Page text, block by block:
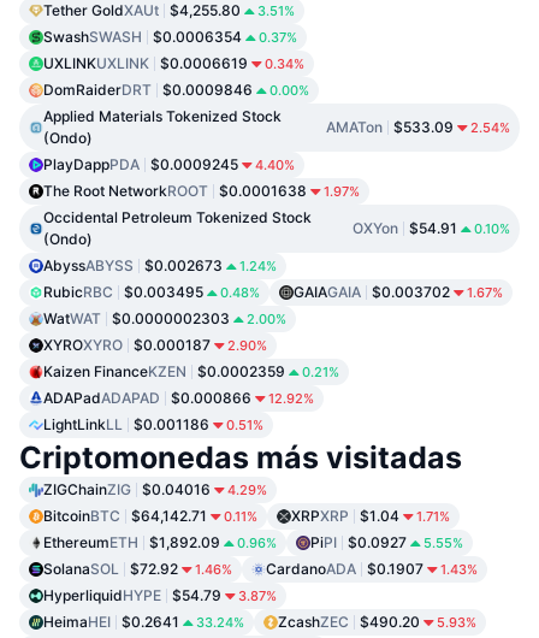
Tether GoldXAUt $4,255.80 3.51%
SwashSWASH $0.0006354 0.37%
UXLINKUXLINK $0.0006619 0.34%
DomRaiderDRT $0.0009846 0.00%
Applied Materials Tokenized Stock
(Ondo)
AMATon $533.09 2.54%
PlayDappPDA $0.0009245 4.40%
The Root NetworkROOT $0.0001638 1.97%
Occidental Petroleum Tokenized Stock
(Ondo)
OXYon $54.91 0.10%
AbyssABYSS $0.002673 1.24%
RubicRBC $0.003495 0.48% GAIAGAIA $0.003702 1.67%
WatWAT $0.0000002303 2.00%
XYROXYRO $0.000187 2.90%
Kaizen FinanceKZEN $0.0002359 0.21%
ADAPadADAPAD $0.000866 12.92%
LightLinkLL $0.001186 0.51%
Criptomonedas más visitadas
ZIGChainZIG $0.04016 4.29%
BitcoinBTC $64,142.71 0.11% XRPXRP $1.04 1.71%
EthereumETH $1,892.09 0.96% PiPI $0.0927 5.55%
SolanaSOL $72.92 1.46% CardanoADA $0.1907 1.43%
HyperliquidHYPE $54.79 3.87%
HeimaHEI $0.2641 33.24% ZcashZEC $490.20 5.93%